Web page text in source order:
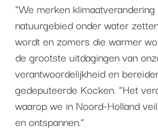
“We merken
natuurgebied onder water
wordt en zomers die warmer
de grootste uitdagingen van
verantwoordelijkheid en
gedeputeerde Kocken. “Het
waarop we in Noord-Holland
en ontspannen.”